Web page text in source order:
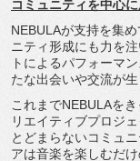
コミュニティを中心
NEBULAが支持を集め
ニティ形成にも力を
トによるパフォーマン
たな出会いや交流が
これまでNEBULAを
リエイティブプロジ
とどまらないコミュ
アは音楽を楽しむだけ